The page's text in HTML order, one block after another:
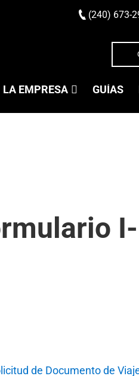
(240) 673-
LA EMPRESA GUÍAS
de Documento de